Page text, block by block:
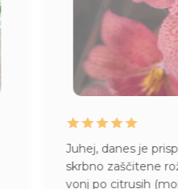
Juhej, danes je
skrbno zaščitene
vonj po citrusih